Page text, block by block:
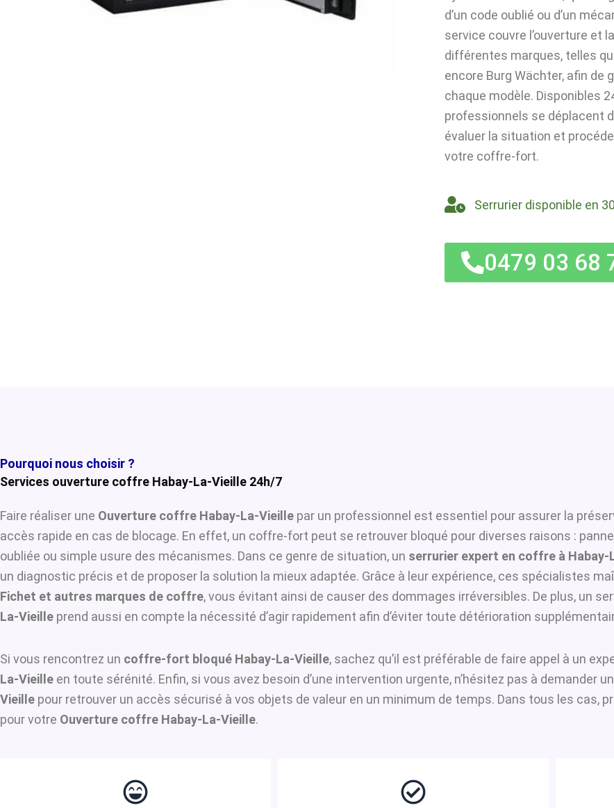
d’un code oublié ou d’un
service couvre l’ouverture et
différentes marques, telles
encore Burg Wächter, afin de
chaque modèle. Disponibles
professionnels se déplacent
évaluer la situation et
votre coffre-fort.
Serrurier disponible en
0479 03 68
Pourquoi nous choisir ?
Services ouverture coffre Habay-La-Vieille 24h/7
Faire réaliser une Ouverture coffre Habay-La-Vieille par un professionnel est essentiel pour assurer la
accès rapide en cas de blocage. En effet, un coffre-fort peut se retrouver bloqué pour diverses raisons :
oubliée ou simple usure des mécanismes. Dans ce genre de situation, un serrurier expert en coffre à Habay-
un diagnostic précis et de proposer la solution la mieux adaptée. Grâce à leur expérience, ces spécialistes
Fichet et autres marques de coffre, vous évitant ainsi de causer des dommages irréversibles. De plus, un
La-Vieille prend aussi en compte la nécessité d’agir rapidement afin d’éviter toute détérioration
Si vous rencontrez un coffre-fort bloqué Habay-La-Vieille, sachez qu’il est préférable de faire appel à un
La-Vieille en toute sérénité. Enfin, si vous avez besoin d’une intervention urgente, n’hésitez pas à demander un
Vieille pour retrouver un accès sécurisé à vos objets de valeur en un minimum de temps. Dans tous les cas,
pour votre Ouverture coffre Habay-La-Vieille.